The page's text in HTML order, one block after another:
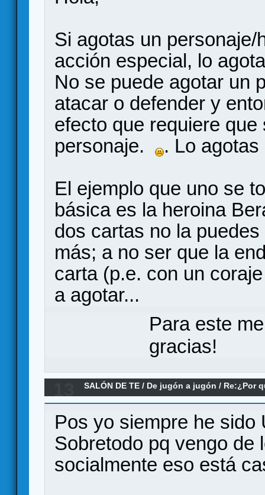
Si agotas un
acción especial, lo
No se puede agotar un
atacar o defender y
efecto que requiere
personaje.
. Lo
El ejemplo que uno se
básica es la heroina
dos cartas no la
más; a no ser que la
carta (p.e. con un
a agotar...
Para este
gracias!
SALÓN DE TE / De jugón a jugón / Re:¿Por
es tan desconocido?
Pos yo siempre he sido
Sobretodo pq vengo de
socialmente eso está